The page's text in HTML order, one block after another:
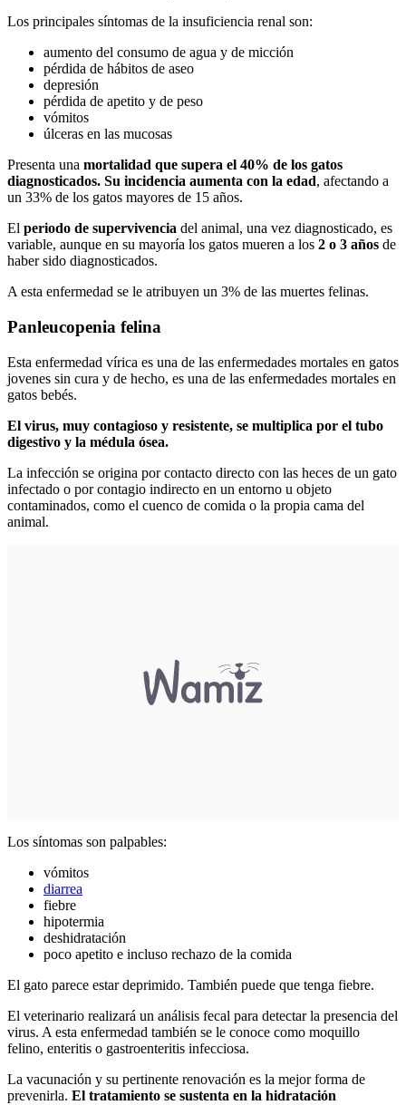
Los principales síntomas de la insuficiencia renal son:
aumento del consumo de agua y de micción
pérdida de hábitos de aseo
depresión
pérdida de apetito y de peso
vómitos
úlceras en las mucosas
Presenta una mortalidad que supera el 40% de los gatos
diagnosticados. Su incidencia aumenta con la edad, afectando a
un 33% de los gatos mayores de 15 años.
El periodo de supervivencia del animal, una vez diagnosticado, es
variable, aunque en su mayoría los gatos mueren a los 2 o 3 años de
haber sido diagnosticados.
A esta enfermedad se le atribuyen un 3% de las muertes felinas.
Panleucopenia felina
Esta enfermedad vírica es una de las enfermedades mortales en gatos
jovenes sin cura y de hecho, es una de las enfermedades mortales en
gatos bebés.
El virus, muy contagioso y resistente, se multiplica por el tubo
digestivo y la médula ósea.
La infección se origina por contacto directo con las heces de un gato
infectado o por contagio indirecto en un entorno u objeto
contaminados, como el cuenco de comida o la propia cama del
animal.
Los síntomas son palpables:
vómitos
diarrea
fiebre
hipotermia
deshidratación
poco apetito e incluso rechazo de la comida
El gato parece estar deprimido. También puede que tenga fiebre.
El veterinario realizará un análisis fecal para detectar la presencia del
virus. A esta enfermedad también se le conoce como moquillo
felino, enteritis o gastroenteritis infecciosa.
La vacunación y su pertinente renovación es la mejor forma de
prevenirla. El tratamiento se sustenta en la hidratación